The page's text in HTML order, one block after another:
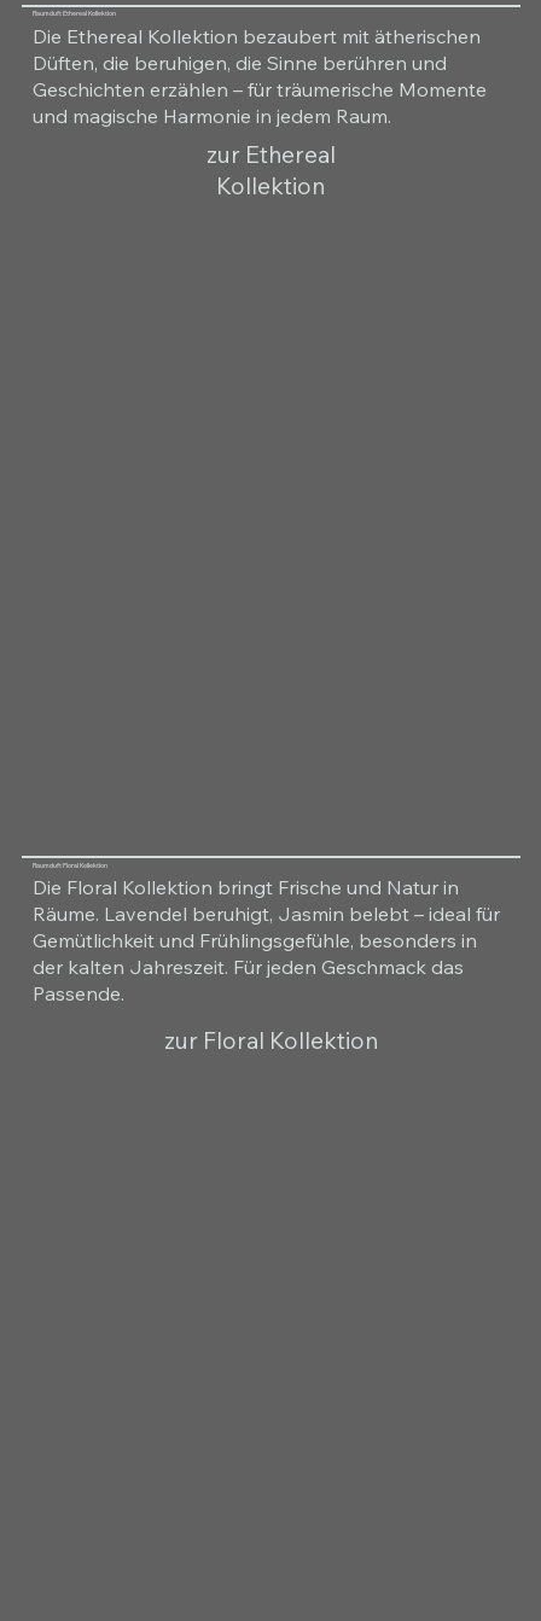
Raumduft Ethereal Kollektion
Die Ethereal Kollektion bezaubert mit ätherischen
Düften, die beruhigen, die Sinne berühren und
Geschichten erzählen – für träumerische Momente
und magische Harmonie in jedem Raum.
zur Ethereal
Kollektion
Raumduft Floral Kollektion
Die Floral Kollektion bringt Frische und Natur in
Räume. Lavendel beruhigt, Jasmin belebt – ideal für
Gemütlichkeit und Frühlingsgefühle, besonders in
der kalten Jahreszeit. Für jeden Geschmack das
Passende.
zur Floral Kollektion